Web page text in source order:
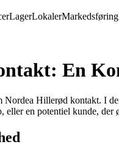
LagerLokalerMarkedsføring
En
Nordea Hillerød kontakt. I
en potentiel kunde, der